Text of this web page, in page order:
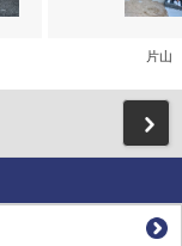
片山